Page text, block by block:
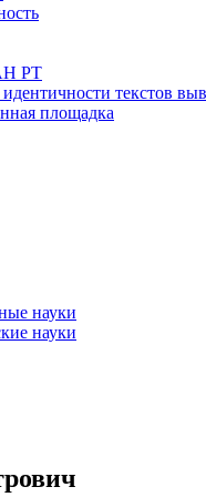
РТ
текстов
площадка
науки
науки